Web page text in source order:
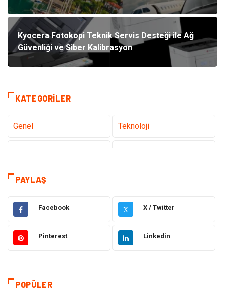
Kyocera Fotokopi Teknik Servis Desteği ile Ağ
Güvenliği ve Siber Kalibrasyon
KATEGORILER
Genel Teknoloji
Eğitim
Dekorasyon Elektronik
Güzellik Makine
Sağlıklı Yaşam
PAYLAŞ
Facebook X X / Twitter
Pinterest Linkedin
POPÜLER